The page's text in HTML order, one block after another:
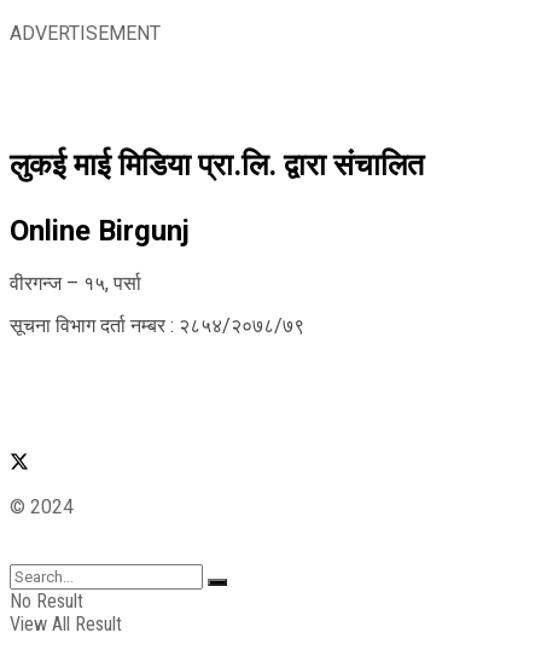
ADVERTISEMENT
लुकई माई मिडिया प्रा.लि. द्वारा संचालित
Online Birgunj
वीरगन्ज – १५, पर्सा
सूचना विभाग दर्ता नम्बर : २८५४/२०७८/७९
© 2024
No Result
View All Result